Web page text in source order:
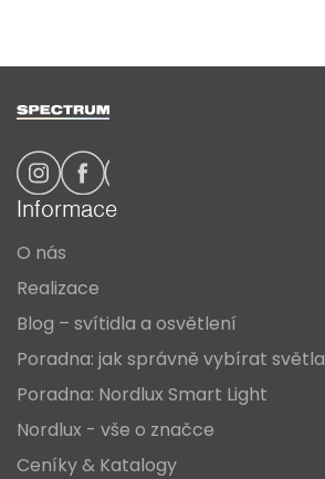
Informace
O nás
Realizace
Blog – svítidla a osvětlení
Poradna: jak správně vybírat světla
Poradna: Nordlux Smart Light
Nordlux - vše o značce
Ceníky & Katalogy